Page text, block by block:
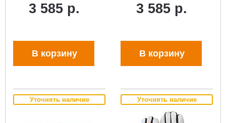
текстиль)
3 585 р.
В корзину
текстиль)
3 585 р.
В корзину
Уточнять наличие Уточнять наличие